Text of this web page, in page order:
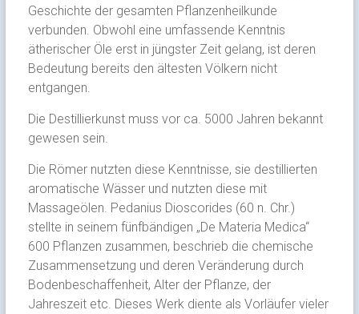
Geschichte der gesamten Pflanzenheilkunde
verbunden. Obwohl eine umfassende Kenntnis
ätherischer Öle erst in jüngster Zeit gelang, ist deren
Bedeutung bereits den ältesten Völkern nicht
entgangen.
Die Destillierkunst muss vor ca. 5000 Jahren bekannt
gewesen sein.
Die Römer nutzten diese Kenntnisse, sie destillierten
aromatische Wässer und nutzten diese mit
Massageölen. Pedanius Dioscorides (60 n. Chr.)
stellte in seinem fünfbändigen „De Materia Medica“
600 Pflanzen zusammen, beschrieb die chemische
Zusammensetzung und deren Veränderung durch
Bodenbeschaffenheit, Alter der Pflanze, der
Jahreszeit etc. Dieses Werk diente als Vorläufer vieler